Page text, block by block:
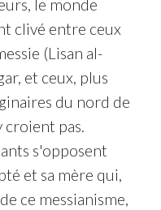
le monde
clivé entre ceux
(Lisan al-
et ceux, plus
du nord de
croient pas.
s'opposent
et sa mère qui,
ce messianisme,